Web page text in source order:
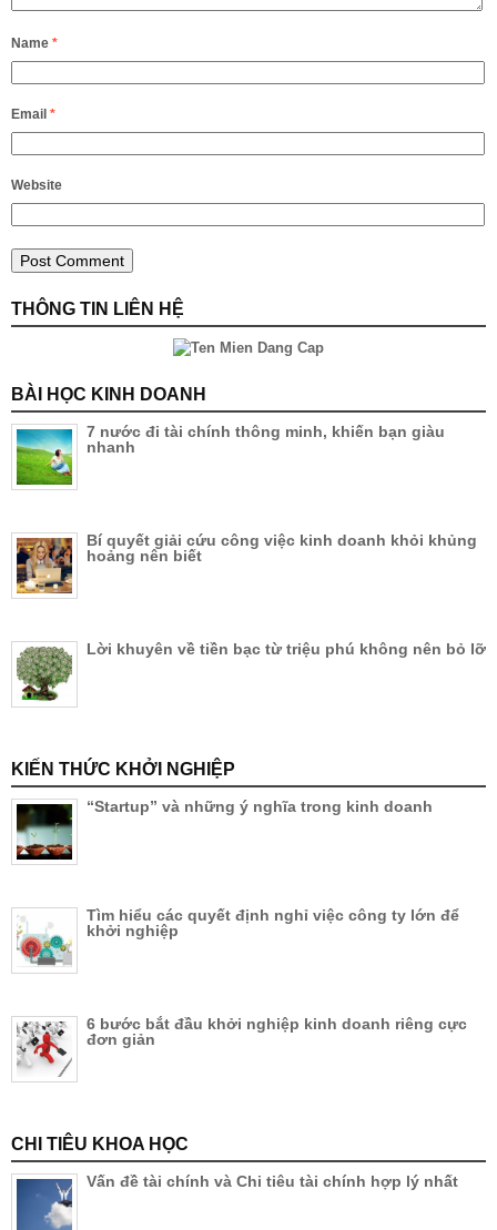
Name *
Email *
Website
THÔNG TIN LIÊN HỆ
BÀI HỌC KINH DOANH
7 nước đi tài chính thông minh, khiến bạn giàu
nhanh
Bí quyết giải cứu công việc kinh doanh khỏi khủng
hoảng nên biết
Lời khuyên về tiền bạc từ triệu phú không nên bỏ lỡ
KIẾN THỨC KHỞI NGHIỆP
“Startup” và những ý nghĩa trong kinh doanh
Tìm hiểu các quyết định nghỉ việc công ty lớn để
khởi nghiệp
6 bước bắt đầu khởi nghiệp kinh doanh riêng cực
đơn giản
CHI TIÊU KHOA HỌC
Vấn đề tài chính và Chi tiêu tài chính hợp lý nhất